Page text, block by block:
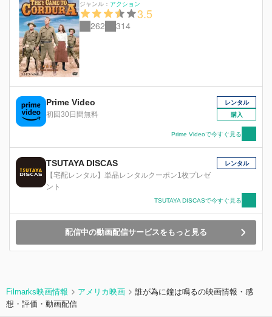
ジャンル： アクション
3.5
262 314
Prime Video
初回30日間無料
レンタル
購入
Prime Videoで今すぐ見る
TSUTAYA DISCAS
【宅配レンタル】単品レンタルクーポン1枚プレゼ
ント
レンタル
TSUTAYA DISCASで今すぐ見る
配信中の動画配信サービスをもっと見る
Filmarks映画情報 アメリカ映画
誰が為に鐘は鳴るの映画情報・感
想・評価・動画配信